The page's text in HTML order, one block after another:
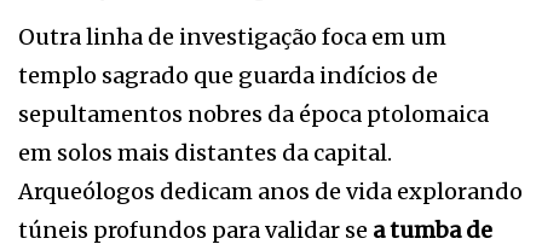
Outra linha de investigação foca em um
templo sagrado que guarda indícios de
sepultamentos nobres da época ptolomaica
em solos mais distantes da capital.
Arqueólogos dedicam anos de vida explorando
túneis profundos para validar se a tumba de